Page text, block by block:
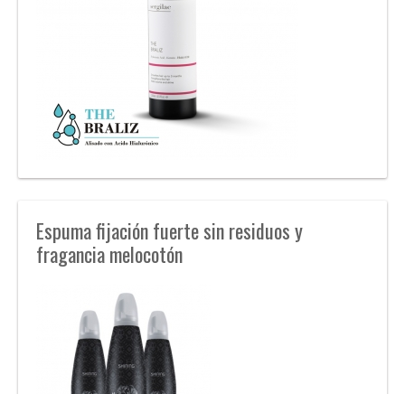
Espuma fijación fuerte sin residuos y
fragancia melocotón